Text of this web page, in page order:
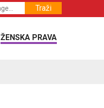
Traži
ŽENSKA PRAVA